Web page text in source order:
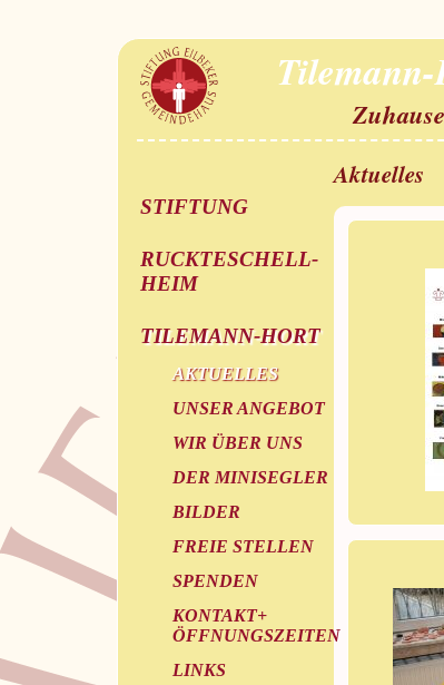
STIFTUNG
RUCKTESCHELL-
HEIM
TILEMANN-HORT
AKTUELLES
UNSER ANGEBOT
WIR ÜBER UNS
DER MINISEGLER
BILDER
FREIE STELLEN
SPENDEN
KONTAKT+
ÖFFNUNGSZEITEN
LINKS
Aktuelles